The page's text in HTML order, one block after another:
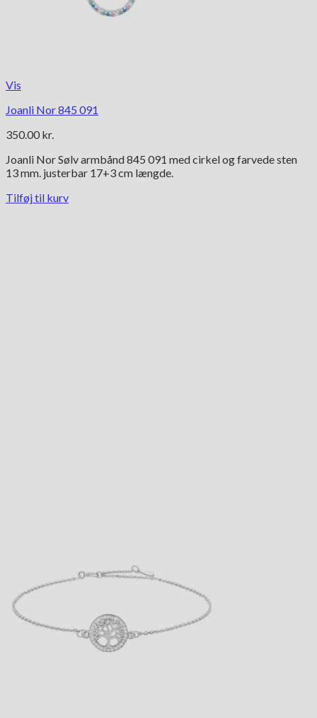
Vis
Joanli Nor 845 091
350.00 kr.
Joanli Nor Sølv armbånd 845 091 med cirkel og farvede sten
13 mm. justerbar 17+3 cm længde.
Tilføj til kurv